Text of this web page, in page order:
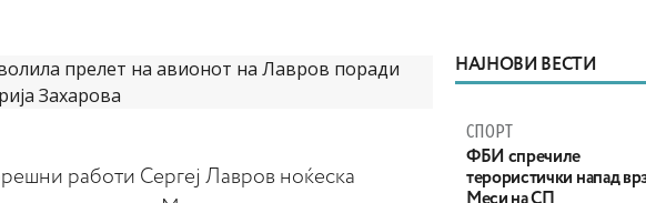
работи Сергеј Лавров ноќеска
НАЈНОВИ ВЕСТИ
СПОРТ
ФБИ спречиле
терористички напад